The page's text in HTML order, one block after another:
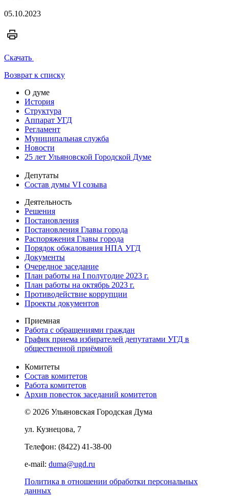
05.10.2023
Скачать
Возврат к списку
О думе
История
Структура
Аппарат УГД
Регламент
Муниципальная служба
Новости
25 лет Ульяновской Городской Думе
Депутаты
Состав думы VI созыва
Деятельность
Решения
Постановления
Постановления Главы города
Распоряжения Главы города
Порядок обжалования НПА УГД
Документы
Очередное заседание
План работы на I полугодие 2023 г.
План работы на октябрь 2023 г.
Противодействие коррупции
Проекты документов
Приемная
Работа с обращениями граждан
График приема избирателей депутатами УГД в
общественной приёмной
Комитеты
Состав комитетов
Работа комитетов
Архив повесток заседаний комитетов
© 2026 Ульяновская Городская Дума
ул. Кузнецова, 7
Телефон: (8422) 41-38-00
e-mail: duma@ugd.ru
Политика в отношении обработки персональных
данных